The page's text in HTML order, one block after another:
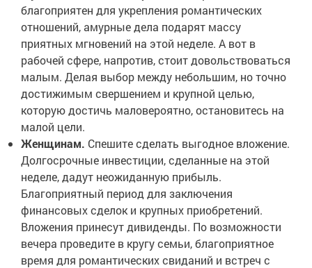
благоприятен для укрепления романтических
отношений, амурные дела подарят массу
приятных мгновений на этой неделе. А вот в
рабочей сфере, напротив, стоит довольствоваться
малым. Делая выбор между небольшим, но точно
достижимым свершением и крупной целью,
которую достичь маловероятно, остановитесь на
малой цели.
Женщинам. Спешите сделать выгодное вложение.
Долгосрочные инвестиции, сделанные на этой
неделе, дадут неожиданную прибыль.
Благоприятный период для заключения
финансовых сделок и крупных приобретений.
Вложения принесут дивиденды. По возможности
вечера проведите в кругу семьи, благоприятное
время для романтических свиданий и встреч с